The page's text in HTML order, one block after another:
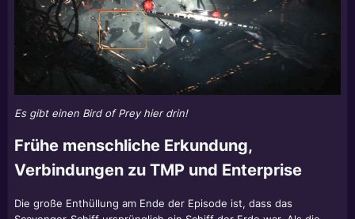
Es gibt einen Bird of Prey hier drin!
Frühe menschliche Erkundung,
Verbindungen zu TMP und Enterprise
Die große Enthüllung am Ende der Episode ist, dass das